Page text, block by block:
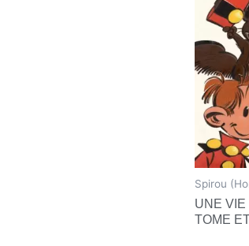
Spirou
UNE
TOME